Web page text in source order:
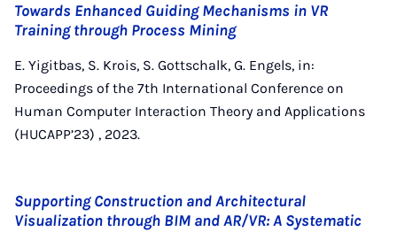
Towards Enhanced Guiding Mechanisms in VR
Training through Process Mining
E. Yigitbas, S. Krois, S. Gottschalk, G. Engels, in:
Proceedings of the 7th International Conference on
Human Computer Interaction Theory and Applications
(HUCAPP’23) , 2023.
Supporting Construction and Architectural
Visualization through BIM and AR/VR: A Systematic